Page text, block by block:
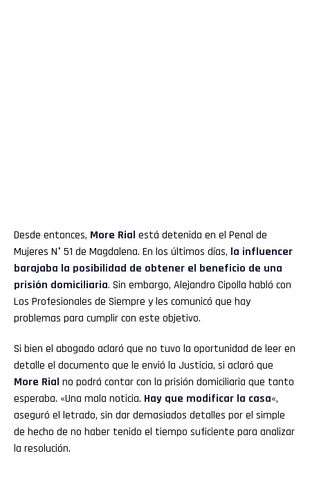
Desde entonces, More Rial está detenida en el Penal de
Mujeres N° 51 de Magdalena. En los últimos días, la influencer
barajaba la posibilidad de obtener el beneficio de una
prisión domiciliaria. Sin embargo, Alejandro Cipolla habló con
Los Profesionales de Siempre y les comunicó que hay
problemas para cumplir con este objetivo.
Si bien el abogado aclaró que no tuvo la oportunidad de leer en
detalle el documento que le envió la Justicia, si aclaró que
More Rial no podrá contar con la prisión domiciliaria que tanto
esperaba. «Una mala noticia. Hay que modificar la casa«,
aseguró el letrado, sin dar demasiados detalles por el simple
de hecho de no haber tenido el tiempo suficiente para analizar
la resolución.